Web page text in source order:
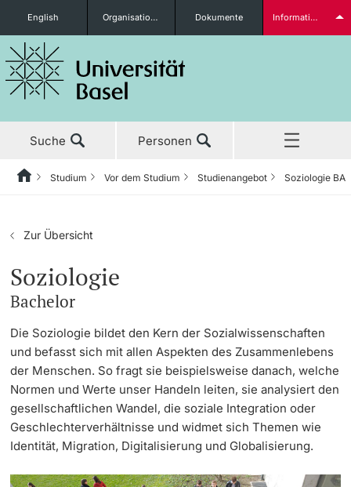
Studieninteressierte
weitere Informationen
Doktorierende
English Organisationseinheiten Dokumente Informationen für...
Suche Personen
Aktuell
Studium
Studium
Vor dem Studium
Studienangebot
Anmeldung & Zulassung
Termine & Fristen
Informationen, Veranstaltungen & Schnuppern
Forschung
Lehre
Weiterbildung
Universität
HomeZurückStudium Vor dem Studium Studienangebot Soziologie BA
Zur Übersicht
Soziologie
Bachelor
Die Soziologie bildet den Kern der Sozialwissenschaften
und befasst sich mit allen Aspekten des Zusammenlebens
der Menschen. So fragt sie beispielsweise danach, welche
Normen und Werte unser Handeln leiten, sie analysiert den
gesellschaftlichen Wandel, die soziale Integration oder
Geschlechterverhältnisse und widmet sich Themen wie
Identität, Migration, Digitalisierung und Globalisierung.